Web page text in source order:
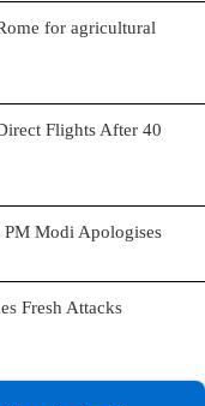
for agricultural
Flights After 40
Modi Apologises
Fresh Attacks